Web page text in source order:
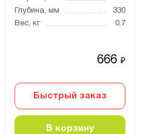
Глубина, мм
330
Вес, кг
0.7
666₽
Быстрый заказ
В корзину